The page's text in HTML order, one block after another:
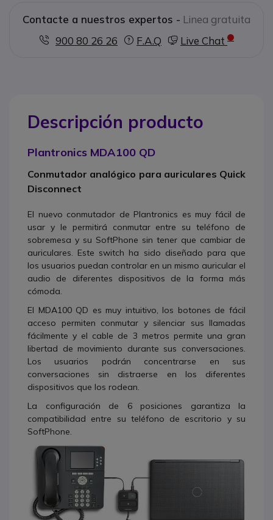
Contacte a nuestros expertos - Linea gratuita
900 80 26 26
F.A.Q Live Chat
Descripción producto
Plantronics MDA100 QD
Conmutador analógico para auriculares Quick
Disconnect
El nuevo conmutador de Plantronics es muy fácil de
usar y le permitirá conmutar entre su teléfono de
sobremesa y su SoftPhone sin tener que cambiar de
auriculares. Este switch ha sido diseñado para que
los usuarios puedan controlar en un mismo auricular el
audio de diferentes dispositivos de la forma más
cómoda.
El MDA100 QD es muy intuitivo, los botones de fácil
acceso permiten conmutar y silenciar sus llamadas
fácilmente y el cable de 3 metros permite una gran
libertad de movimiento durante sus conversaciones.
Los usuarios podrán concentrarse en sus
conversaciones sin distraerse en los diferentes
dispositivos que los rodean.
La configuración de 6 posiciones garantiza la
compatibilidad entre su teléfono de escritorio y su
SoftPhone.